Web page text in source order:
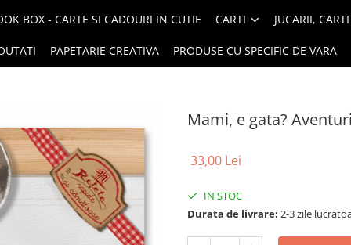
BOX - CARTE SI CADOURI IN CUTIE CARTI JUCARII,
PAPETARIE CREATIVA PRODUSE CU SPECIFIC DE VARA
Mami, e gata?
33,00 Lei
IN STOC
Durata de livrare: 2-3 zile